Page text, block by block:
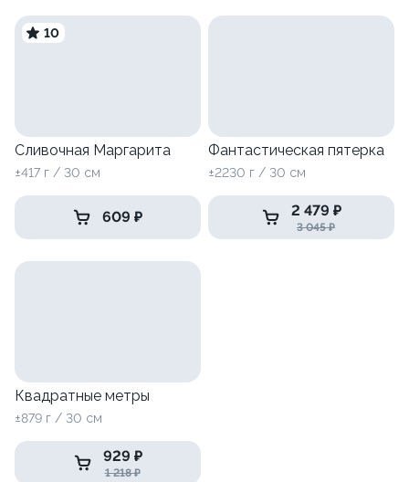
10
Сливочная Маргарита
±417 г / 30 см
609 ₽
Фантастическая пятерка
±2230 г / 30 см
2 479 ₽
3 045 ₽
Квадратные метры
±879 г / 30 см
929 ₽
1 218 ₽